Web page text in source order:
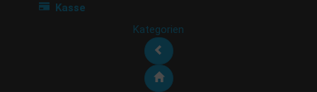
Kasse
Kategorien